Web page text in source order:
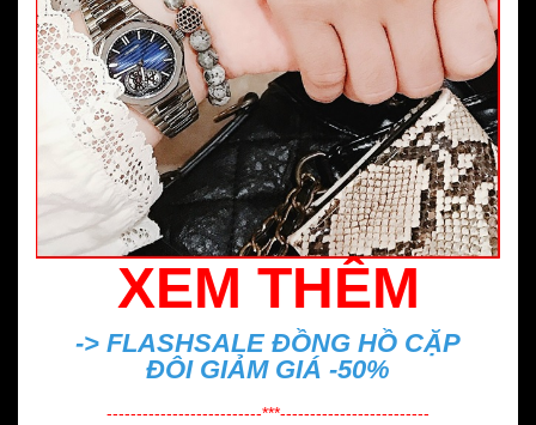
XEM THÊM
-> FLASHSALE ĐỒNG HỒ CẶP
ĐÔI GIẢM GIÁ -50%
--------------------------***-------------------------